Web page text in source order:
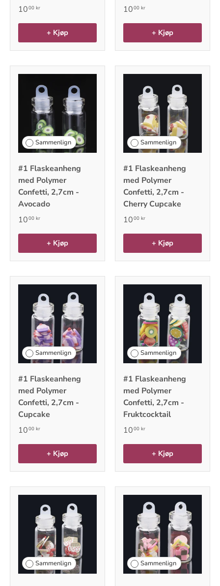
1000 kr
+ Kjøp
1000 kr
+ Kjøp
Sammenlign
#1 Flaskeanheng
med Polymer
Confetti, 2,7cm -
Avocado
1000 kr
+ Kjøp
Sammenlign
#1 Flaskeanheng
med Polymer
Confetti, 2,7cm -
Cherry Cupcake
1000 kr
+ Kjøp
Sammenlign
#1 Flaskeanheng
med Polymer
Confetti, 2,7cm -
Cupcake
1000 kr
+ Kjøp
Sammenlign
#1 Flaskeanheng
med Polymer
Confetti, 2,7cm -
Fruktcocktail
1000 kr
+ Kjøp
Sammenlign Sammenlign